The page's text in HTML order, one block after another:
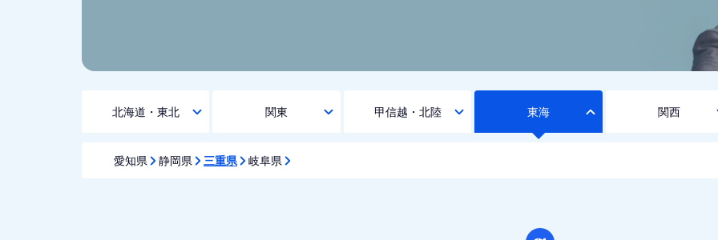
北海道・東北 関東 甲信越・北陸 東海
愛知県 静岡県 三重県 岐阜県
関西